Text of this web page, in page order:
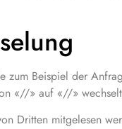
Beispiel der
«//» auf «//»
Dritten mitgelesen